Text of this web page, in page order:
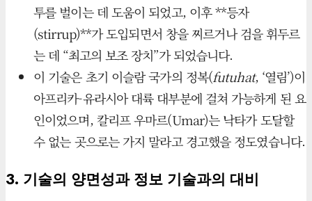
투를 벌이는 데 도움이 되었고, 이후 **등자
(stirrup)**가 도입되면서 창을 찌르거나 검을 휘두르
는 데 “최고의 보조 장치”가 되었습니다.
이 기술은 초기 이슬람 국가의 정복(futuhat, ‘열림’)이
아프리카-유라시아 대륙 대부분에 걸쳐 가능하게 된 요
인이었으며, 칼리프 우마르(Umar)는 낙타가 도달할
수 없는 곳으로는 가지 말라고 경고했을 정도였습니다.
3. 기술의 양면성과 정보 기술과의 대비